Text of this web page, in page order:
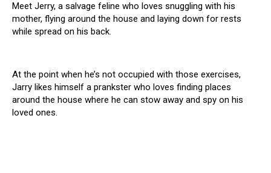
Meet Jerry, a salvage feline who loves snuggling with his
mother, flying around the house and laying down for rests
while spread on his back.
At the point when he’s not occupied with those exercises,
Jarry likes himself a prankster who loves finding places
around the house where he can stow away and spy on his
loved ones.